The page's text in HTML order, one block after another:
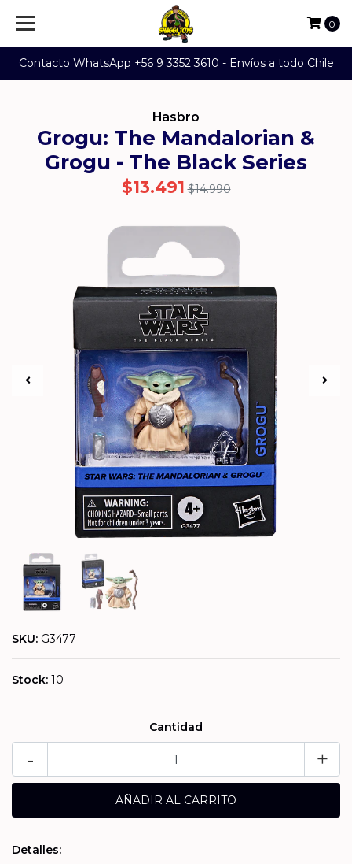
Contacto WhatsApp +56 9 3352 3610 - Envíos a todo Chile
0
Hasbro
Grogu: The Mandalorian &
Grogu - The Black Series
$13.491 $14.990
SKU: G3477
Stock: 10
Cantidad
+
-
Detalles: